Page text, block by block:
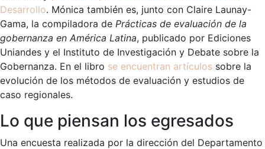
Desarrollo. Mónica también es, junto con Claire Launay-
Gama, la compiladora de Prácticas de evaluación de la
gobernanza en América Latina, publicado por Ediciones
Uniandes y el Instituto de Investigación y Debate sobre la
Gobernanza. En el libro se encuentran artículos sobre la
evolución de los métodos de evaluación y estudios de
caso regionales.
Lo que piensan los egresados
Una encuesta realizada por la dirección del Departamento